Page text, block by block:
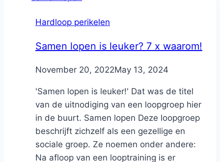
Hardloop perikelen
Samen lopen is leuker? 7 x waarom!
ByNicole
November 20, 2022May 13, 2024
'Samen lopen is leuker!' Dat was de titel
van de uitnodiging van een loopgroep hier
in de buurt. Samen lopen Deze loopgroep
beschrijft zichzelf als een gezellige en
sociale groep. Ze noemen onder andere:
Na afloop van een looptraining is er